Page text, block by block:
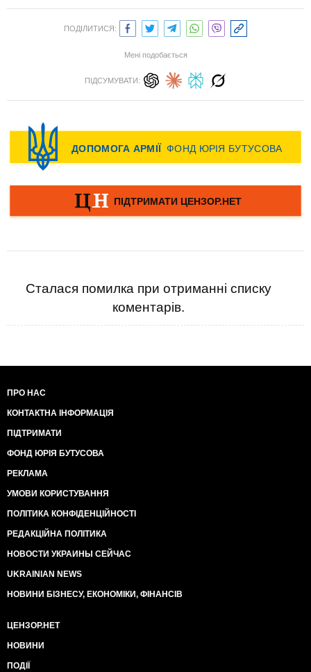
ПОДІЛИТИСЯ:
Мені подобається
ПІДСУМУВАТИ:
Сталася помилка при отриманні списку
коментарів.
ПРО НАС
КОНТАКТНА ІНФОРМАЦІЯ
ПІДТРИМАТИ
ФОНД ЮРІЯ БУТУСОВА
РЕКЛАМА
УМОВИ КОРИСТУВАННЯ
ПОЛІТИКА КОНФІДЕНЦІЙНОСТІ
РЕДАКЦІЙНА ПОЛІТИКА
НОВОСТИ УКРАИНЫ СЕЙЧАС
UKRAINIAN NEWS
НОВИНИ БІЗНЕСУ, ЕКОНОМІКИ, ФІНАНСІВ
ЦЕНЗОР.НЕТ
НОВИНИ
ПОДІЇ